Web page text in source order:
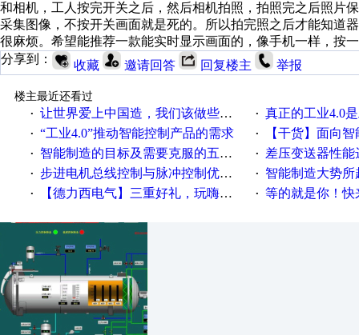
和相机，工人按完开关之后，然后相机拍照，拍照完之后照片
采集图像，不按开关画面就是死的。所以拍完照之后才能知道
很麻烦。希望能推荐一款能实时显示画面的，像手机一样，按
分享到：
收藏 邀请回答 回复楼主 举报
楼主最近还看过
· 让世界爱上中国造，我们该做些什么 · 真正的工业4.0
· “工业4.0”推动智能控制产品的需求 · 【干货】面向
· 智能制造的目标及需要克服的五个障碍 · 差压变送器性能达
· 步进电机总线控制与脉冲控制优缺点 · 智能制造大势所趋
· 【德力西电气】三重好礼，玩嗨夏日！ · 等的就是你！快来